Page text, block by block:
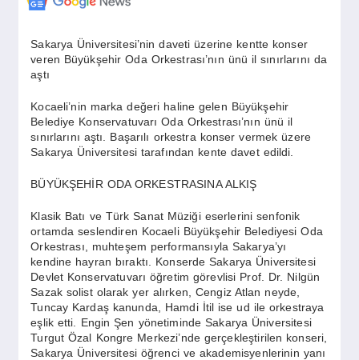
SIYASET
EĞITIM
EKONOMI
DÜNYA
SAĞLIK
SPOR
YAŞAM
Sakarya Üniversitesi’nin daveti üzerine kentte konser
veren Büyükşehir Oda Orkestrası’nın ünü il sınırlarını da
aştı
Kocaeli’nin marka değeri haline gelen Büyükşehir
Belediye Konservatuvarı Oda Orkestrası’nın ünü il
sınırlarını aştı. Başarılı orkestra konser vermek üzere
Sakarya Üniversitesi tarafından kente davet edildi.
BÜYÜKŞEHİR ODA ORKESTRASINA ALKIŞ
Klasik Batı ve Türk Sanat Müziği eserlerini senfonik
ortamda seslendiren Kocaeli Büyükşehir Belediyesi Oda
Orkestrası, muhteşem performansıyla Sakarya’yı
kendine hayran bıraktı. Konserde Sakarya Üniversitesi
Devlet Konservatuvarı öğretim görevlisi Prof. Dr. Nilgün
Sazak solist olarak yer alırken, Cengiz Atlan neyde,
Tuncay Kardaş kanunda, Hamdi İtil ise ud ile orkestraya
eşlik etti. Engin Şen yönetiminde Sakarya Üniversitesi
Turgut Özal Kongre Merkezi’nde gerçekleştirilen konseri,
Sakarya Üniversitesi öğrenci ve akademisyenlerinin yanı